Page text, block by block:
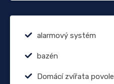
alarmový systém
bazén
Domácí zvířata